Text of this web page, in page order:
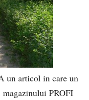
un articol in care un
PROFI